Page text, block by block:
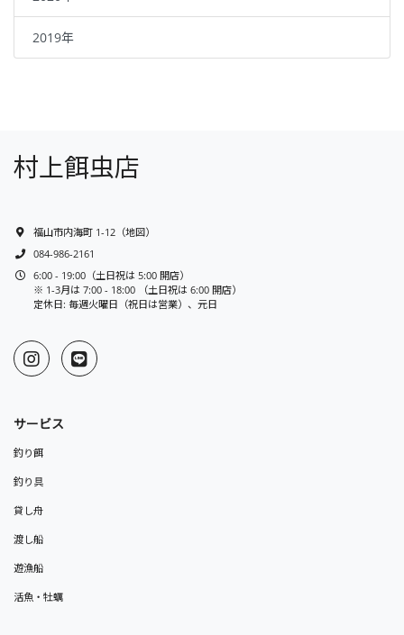
2019年
村上餌虫店
福山市内海町 1-12 （地図）
084-986-2161
6:00 - 19:00（土日祝は 5:00 開店）
※ 1-3月は 7:00 - 18:00 （土日祝は 6:00 開店）
定休日: 毎週火曜日（祝日は営業）、元日
サービス
釣り餌
釣り具
貸し舟
渡し船
遊漁船
活魚・牡蠣